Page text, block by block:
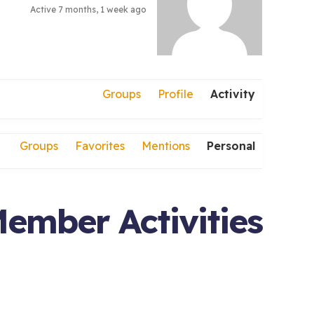
Active 7 months, 1 week ago
Activity
Profile
Groups
Personal
Mentions
Favorites
Groups
Activities